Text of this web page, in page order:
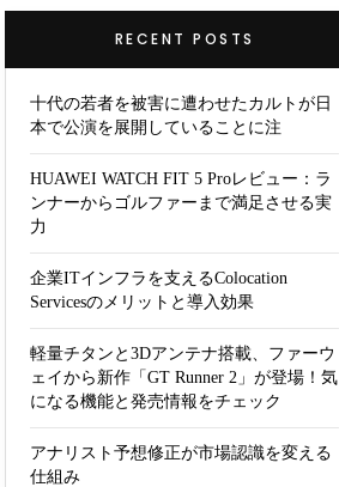
RECENT POSTS
十代の若者を被害に遭わせたカルトが日
本で公演を展開していることに注
HUAWEI WATCH FIT 5 Proレビュー：ラ
ンナーからゴルファーまで満足させる実
力
企業ITインフラを支えるColocation
Servicesのメリットと導入効果
軽量チタンと3Dアンテナ搭載、ファーウ
ェイから新作「GT Runner 2」が登場！気
になる機能と発売情報をチェック
アナリスト予想修正が市場認識を変える
仕組み